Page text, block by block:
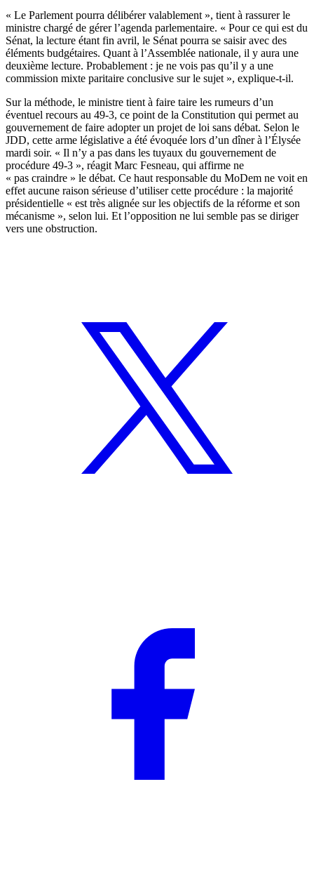
« Le Parlement pourra délibérer valablement », tient à rassurer le
ministre chargé de gérer l’agenda parlementaire. « Pour ce qui est du
Sénat, la lecture étant fin avril, le Sénat pourra se saisir avec des
éléments budgétaires. Quant à l’Assemblée nationale, il y aura une
deuxième lecture. Probablement : je ne vois pas qu’il y a une
commission mixte paritaire conclusive sur le sujet », explique-t-il.
Sur la méthode, le ministre tient à faire taire les rumeurs d’un
éventuel recours au 49-3, ce point de la Constitution qui permet au
gouvernement de faire adopter un projet de loi sans débat. Selon le
JDD, cette arme législative a été évoquée lors d’un dîner à l’Élysée
mardi soir. « Il n’y a pas dans les tuyaux du gouvernement de
procédure 49-3 », réagit Marc Fesneau, qui affirme ne
« pas craindre » le débat. Ce haut responsable du MoDem ne voit en
effet aucune raison sérieuse d’utiliser cette procédure : la majorité
présidentielle « est très alignée sur les objectifs de la réforme et son
mécanisme », selon lui. Et l’opposition ne lui semble pas se diriger
vers une obstruction.